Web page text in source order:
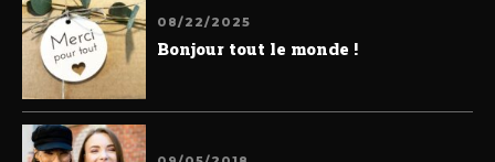
08/22/2025
Bonjour tout le monde !